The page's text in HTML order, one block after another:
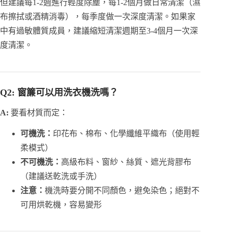
但建議每1-2週進行輕度除塵，每1-2個月做日常清潔（濕
布擦拭或酒精消毒），每季度做一次深度清潔。如果家
中有過敏體質成員，建議縮短清潔週期至3-4個月一次深
度清潔。
Q2: 窗簾可以用洗衣機洗嗎？
A: 要看材質而定：
可機洗： 印花布、棉布、化學纖維平織布（使用輕
柔模式）
不可機洗： 高級布料、窗紗、絲質、遮光背膠布
（建議送乾洗或手洗）
注意： 機洗時要分開不同顏色，避免染色；絕對不
可用烘乾機，容易變形